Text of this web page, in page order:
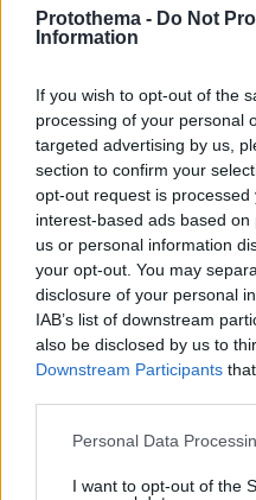
Protothema - Do Not
Information
If you wish to opt-out of the
processing of your personal
targeted advertising by us,
section to confirm your
opt-out request is
interest-based ads based
us or personal information
your opt-out. You may
disclosure of your personal
IAB’s list of downstream
also be disclosed by us to
Downstream Participants
Please note that this
not limited to your visit or
Personal Data
I want to opt-out of the
Τραγωδία στην Πάρο: Πνίγηκε
ο μπάρμαν για να τον σώσει
08.08.2026, 19:36
Πατέρας για δεύτερη φορά ο
Κωνσταντέλιας: Η σύζυγός
Χριστίνα έφερε στον κόσμο
υγιέστατο κοριτσάκι
08.08.2026, 22:23